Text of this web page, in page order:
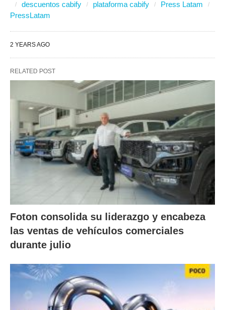
descuentos cabify plataforma cabify
Press Latam
PressLatam
2 YEARS AGO
RELATED POST
Foton consolida su liderazgo y encabeza
las ventas de vehículos comerciales
durante julio